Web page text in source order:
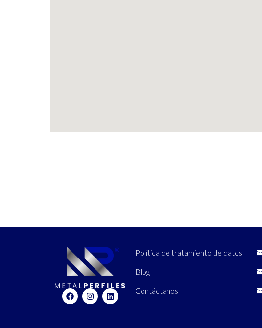
Política de tratamiento de datos
Blog
Contáctanos